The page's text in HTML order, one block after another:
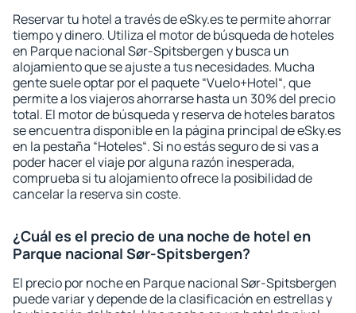
Reservar tu hotel a través de eSky.es te permite ahorrar
tiempo y dinero. Utiliza el motor de búsqueda de hoteles
en Parque nacional Sør-Spitsbergen y busca un
alojamiento que se ajuste a tus necesidades. Mucha
gente suele optar por el paquete “Vuelo+Hotel“, que
permite a los viajeros ahorrarse hasta un 30% del precio
total. El motor de búsqueda y reserva de hoteles baratos
se encuentra disponible en la página principal de eSky.es
en la pestaña “Hoteles“. Si no estás seguro de si vas a
poder hacer el viaje por alguna razón inesperada,
comprueba si tu alojamiento ofrece la posibilidad de
cancelar la reserva sin coste.
¿Cuál es el precio de una noche de hotel en
Parque nacional Sør-Spitsbergen?
El precio por noche en Parque nacional Sør-Spitsbergen
puede variar y depende de la clasificación en estrellas y